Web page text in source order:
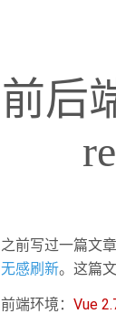
前后
之前写过一篇文
无感刷新。这篇
前端环境： Vue